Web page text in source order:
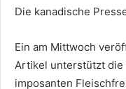
Die kanadische
Ein am Mittwoch
Artikel unterstützt die
imposanten